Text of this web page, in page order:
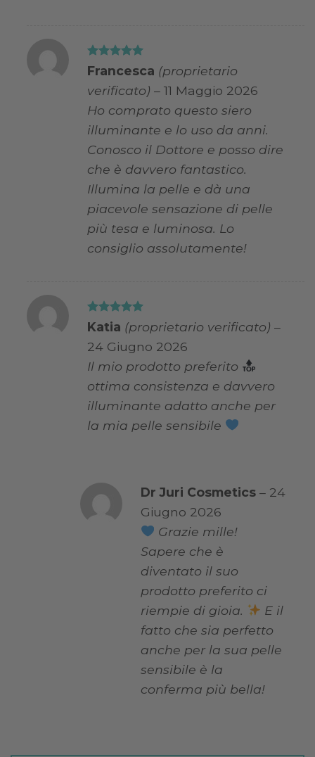
Valutato5
su 5
Francesca (proprietario
verificato) – 11 Maggio 2026
Ho comprato questo siero
illuminante e lo uso da anni.
Conosco il Dottore e posso dire
che è davvero fantastico.
Illumina la pelle e dà una
piacevole sensazione di pelle
più tesa e luminosa. Lo
consiglio assolutamente!
Valutato5
su 5
Katia (proprietario verificato) –
24 Giugno 2026
Il mio prodotto preferito
ottima consistenza e davvero
illuminante adatto anche per
la mia pelle sensibile
Dr Juri Cosmetics – 24
Giugno 2026
Grazie mille!
Sapere che è
diventato il suo
prodotto preferito ci
riempie di gioia.
E il
fatto che sia perfetto
anche per la sua pelle
sensibile è la
conferma più bella!